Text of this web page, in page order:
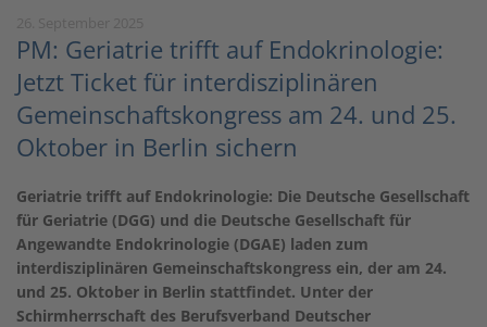
PM: Geriatrie trifft auf Endokrinologie:
Jetzt Ticket für interdisziplinären
Gemeinschaftskongress am 24. und 25.
Oktober in Berlin sichern
Geriatrie trifft auf Endokrinologie: Die Deutsche Gesellschaft
für Geriatrie (DGG) und die Deutsche Gesellschaft für
Angewandte Endokrinologie (DGAE) laden zum
interdisziplinären Gemeinschaftskongress ein, der am 24.
und 25. Oktober in Berlin stattfindet. Unter der
Schirmherrschaft des Berufsverband Deutscher